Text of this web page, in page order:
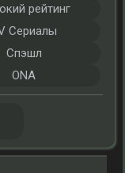
рейтинг
Сериалы
Спэшл
ONA